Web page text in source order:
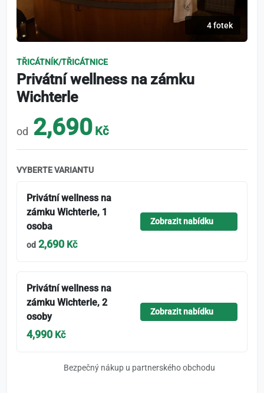
4 fotek
TŘICÁTNÍK/TŘICÁTNICE
Privátní wellness na zámku
Wichterle
od 2,690 Kč
VYBERTE VARIANTU
Privátní wellness na
zámku Wichterle, 1
osoba
od 2,690 Kč
Zobrazit nabídku
Privátní wellness na
zámku Wichterle, 2
osoby
4,990 Kč
Zobrazit nabídku
Bezpečný nákup u partnerského obchodu